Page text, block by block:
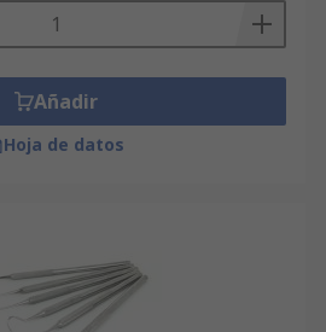
Añadir
Hoja de datos